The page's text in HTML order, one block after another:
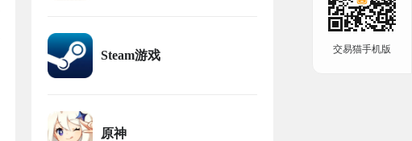
Steam游戏
原神
交易猫手机版